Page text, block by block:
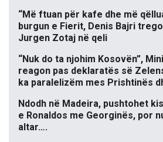
“Më ftuan për kafe dhe më
burgun e Fierit, Denis Bajri
Jurgen Zotaj në qeli
“Nuk do ta njohim Kosovën”,
reagon pas deklaratës së
ka paralelizëm mes Prishtinës
Ndodh në Madeira, pushtohet
e Ronaldos me Georginës, por
altar….